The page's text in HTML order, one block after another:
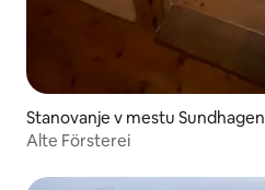
Stanovanje v mestu Sundhagen
Alte Försterei